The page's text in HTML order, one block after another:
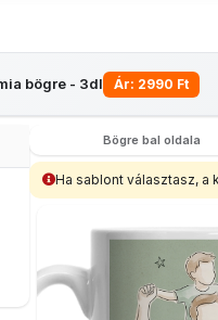
bögre - 3dl Ár: 2990 Ft
Egyedi
szatyor
Bögre bal oldala
Ha sablont választasz,